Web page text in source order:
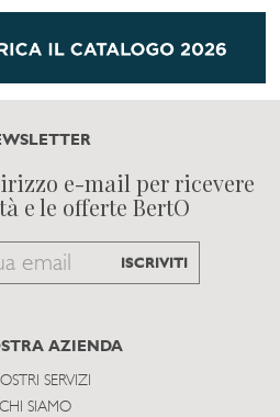
e-mail per ricevere
e le offerte BertO
ISCRIVITI
AZIENDA
SERVIZI
CHI SIAMO